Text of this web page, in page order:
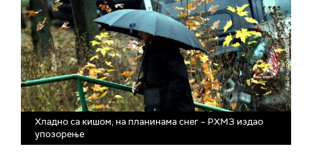
Хладно са кишом, на планинама снег – РХМЗ издао
упозорење